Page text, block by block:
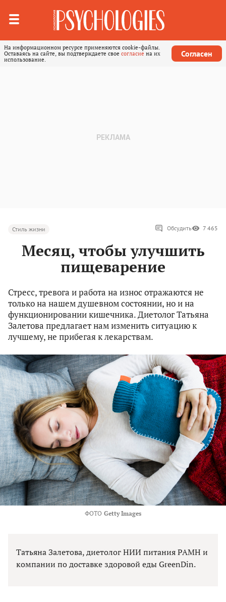
На информационном ресурсе применяются cookie-файлы.
Оставаясь на сайте, вы подтверждаете свое согласие на их
использование.
Согласен
Стиль жизни Обсудить 7 465
Месяц, чтобы улучшить
пищеварение
Стресс, тревога и работа на износ отражаются не
только на нашем душевном состоянии, но и на
функционировании кишечника. Диетолог Татьяна
Залетова предлагает нам изменить ситуацию к
лучшему, не прибегая к лекарствам.
ФОТО Getty Images
Татьяна Залетова, диетолог НИИ питания РАМН и
компании по доставке здоровой еды GreenDin.